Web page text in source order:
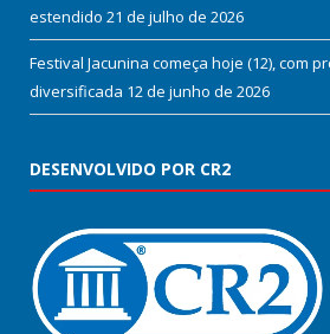
estendido 21 de julho de 2026
Festival Jacunina começa hoje (12), com
diversificada 12 de junho de 2026
DESENVOLVIDO POR CR2